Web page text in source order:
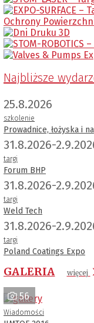
Najbliższe
25.8.2026
szkolenie
Prowadnice, łożyska i
31.8.2026-
targi
Forum BHP
31.8.2026-
targi
Weld Tech
31.8.2026-
targi
Poland Coatings Expo
GALERIA więcej
56
Wiadomości